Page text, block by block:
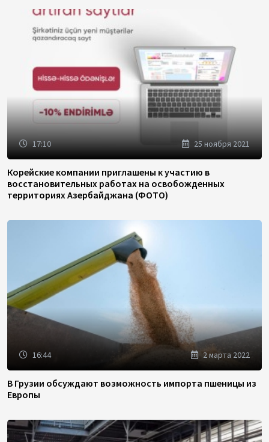
17:10 25 ноября 2021
Корейские компании приглашены к участию в
восстановительных работах на освобожденных
территориях Азербайджана (ФОТО)
16:44 2 марта 2022
В Грузии обсуждают возможность импорта пшеницы из
Европы